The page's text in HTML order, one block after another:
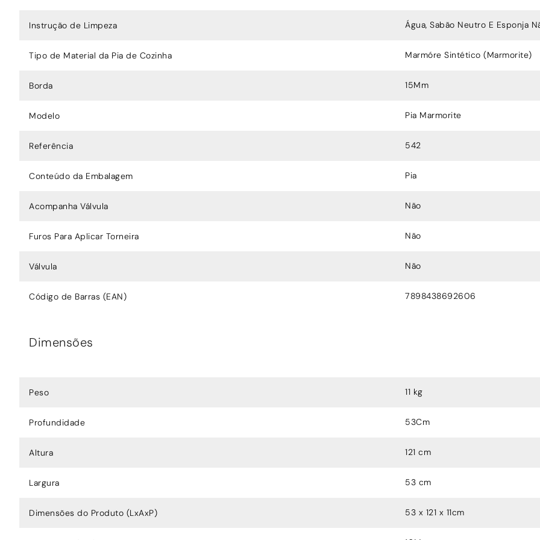
Instrução de Limpeza Água, Sabão Neutro E Esponja
Tipo de Material da Pia de Cozinha Marmóre Sintético (Marmorite)
Borda 15Mm
Modelo Pia Marmorite
Referência 542
Conteúdo da Embalagem Pia
Acompanha Válvula Não
Furos Para Aplicar Torneira Não
Válvula Não
Código de Barras (EAN) 7898438692606
Dimensões
Peso 11 kg
Profundidade 53Cm
Altura 121 cm
Largura 53 cm
Dimensões do Produto (LxAxP) 53 x 121 x 11cm